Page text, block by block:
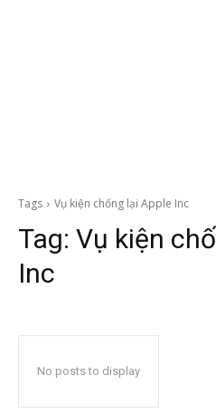
Tags Vụ kiện chống lại Apple Inc
Tag: Vụ kiện
Inc
No posts to display